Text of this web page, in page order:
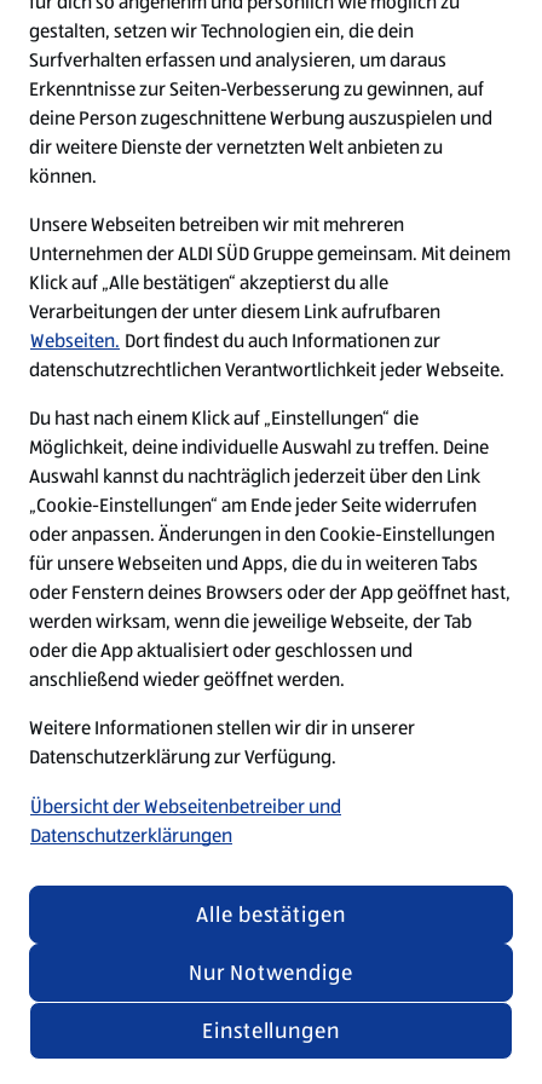
Studentenjob Verkauf (m/w/d)
Bergheim-Niederaußem, NW, DE, 50129
15,0 Stunden
03.08.2026
Studentenjob Verkauf (m/w/d)
Frankfurt-Innenstadt, HE, DE, 60313
Teilzeit (nach Vereinbarung)
Studierende
03.08.2026
Studentenjob Verkauf (m/w/d)
Oberursel (Taunus), HE, DE, 61440
Teilzeit (nach Vereinbarung)
Studierende
03.08.2026
Studentenjob Logistikzentrum (m/w/d)
Regenstauf, BY, DE, 93128
11,25 Stunden
gestalten, setzen wir Technologien ein, die dein
Surfverhalten erfassen und analysieren, um daraus
Erkenntnisse zur Seiten-Verbesserung zu gewinnen, auf
deine Person zugeschnittene Werbung auszuspielen und
dir weitere Dienste der vernetzten Welt anbieten zu
können.
Unsere Webseiten betreiben wir mit mehreren
Unternehmen der ALDI SÜD Gruppe gemeinsam. Mit deinem
Klick auf „Alle bestätigen“ akzeptierst du alle
Verarbeitungen der unter diesem Link aufrufbaren
Webseiten. Dort findest du auch Informationen zur
datenschutzrechtlichen Verantwortlichkeit jeder Webseite.
Du hast nach einem Klick auf „Einstellungen“ die
Möglichkeit, deine individuelle Auswahl zu treffen. Deine
Auswahl kannst du nachträglich jederzeit über den Link
„Cookie-Einstellungen“ am Ende jeder Seite widerrufen
oder anpassen. Änderungen in den Cookie-Einstellungen
für unsere Webseiten und Apps, die du in weiteren Tabs
oder Fenstern deines Browsers oder der App geöffnet hast,
werden wirksam, wenn die jeweilige Webseite, der Tab
oder die App aktualisiert oder geschlossen und
anschließend wieder geöffnet werden.
Weitere Informationen stellen wir dir in unserer
Datenschutzerklärung zur Verfügung.
Übersicht der Webseitenbetreiber und
Datenschutzerklärungen
Einstellungen
Nur Notwendige
Alle bestätigen